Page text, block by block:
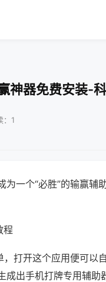
神器免费安装-
：1
一个“必胜”的输赢辅
程
打开这个应用便可以
成出手机打牌专用辅助